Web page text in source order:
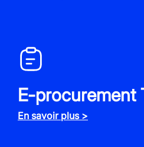
E-procurement
En savoir plus >